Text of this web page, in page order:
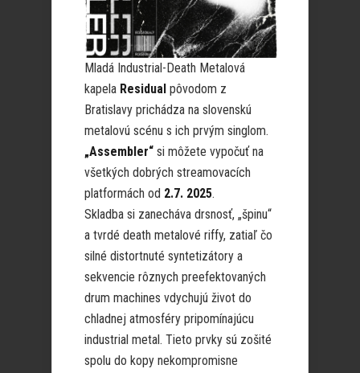
Mladá Industrial-Death Metalová
kapela Residual pôvodom z
Bratislavy prichádza na slovenskú
metalovú scénu s ich prvým singlom.
„Assembler“ si môžete vypočuť na
všetkých dobrých streamovacích
platformách od 2.7. 2025.
Skladba si zanecháva drsnosť, „špinu“
a tvrdé death metalové riffy, zatiaľ čo
silné distortnuté syntetizátory a
sekvencie rôznych preefektovaných
drum machines vdychujú život do
chladnej atmosféry pripomínajúcu
industrial metal. Tieto prvky sú zošité
spolu do kopy nekompromisne